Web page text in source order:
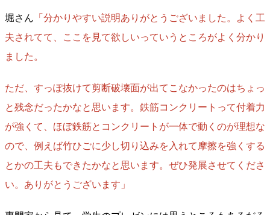
堀さん 「分かりやすい説明ありがとうございました。よく工
夫されてて、ここを見て欲しいっていうところがよく分かり
ました。
ただ、すっぽ抜けて剪断破壊面が出てこなかったのはちょっ
と残念だったかなと思います。鉄筋コンクリートって付着力
が強くて、ほぼ鉄筋とコンクリートが一体で動くのが理想な
ので、例えば竹ひごに少し切り込みを入れて摩擦を強くする
とかの工夫もできたかなと思います。ぜひ発展させてくださ
い。ありがとうございます」